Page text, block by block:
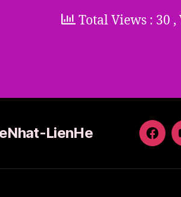
Total Views : 30 ,
LienHe